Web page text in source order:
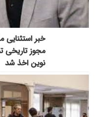
خبر استثنایی
نوین اخذ شد